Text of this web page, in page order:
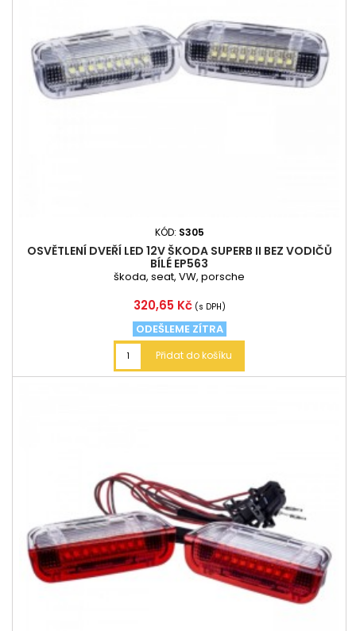
KÓD: S305
OSVĚTLENÍ DVEŘÍ LED 12V ŠKODA SUPERB II BEZ VODIČŮ
BÍLÉ EP563
škoda, seat, VW, porsche
Cena
320,65 Kč (s DPH)
ODEŠLEME ZÍTRA
Přidat do košíku